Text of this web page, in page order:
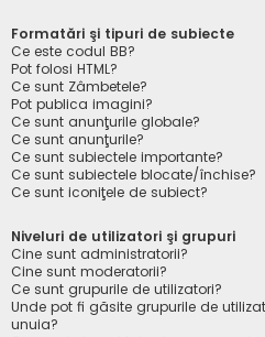
Formatări şi tipuri de subiecte
Ce este codul BB?
Pot folosi HTML?
Ce sunt Zâmbetele?
Pot publica imagini?
Ce sunt anunţurile globale?
Ce sunt anunţurile?
Ce sunt subiectele importante?
Ce sunt subiectele blocate/închise?
Ce sunt iconiţele de subiect?
Niveluri de utilizatori şi grupuri
Cine sunt administratorii?
Cine sunt moderatorii?
Ce sunt grupurile de utilizatori?
Unde pot fi găsite grupurile de
unuia?